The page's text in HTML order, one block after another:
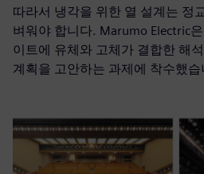
따라서 냉각을 위한 열 설계는 정
벼워야 합니다. Marumo Electric
이트에 유체와 고체가 결합한 해
계획을 고안하는 과제에 착수했습